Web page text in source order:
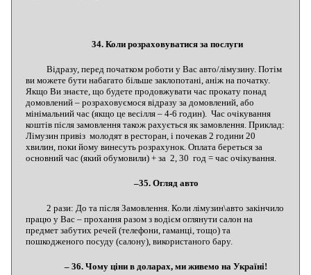
34. Коли розраховуватися за послуги
Відразу, перед початком роботи у Вас авто/лімузину. Потім
ви можете бути набагато більше заклопотані, аніж на початку.
Якщо Ви знаєте, що будете продовжувати час прокату понад
домовлений – розраховуємося відразу за домовлений, або
мінімальний час (якщо це весілля – 4-6 годин). Час очікування
коштів після замовлення також рахується як замовлення. Приклад:
Лімузин привіз молодят в ресторан, і почекав 2 години 20
хвилин, поки йому винесуть розрахунок. Оплата береться за
основний час (який обумовили) + за 2, 30 год = час очікування.
–35. Огляд авто
2 рази: До та після Замовлення. Коли лімузин\авто закінчило
працю у Вас – прохання разом з водієм оглянути салон на
предмет забутих речей (телефони, гаманці, тощо) та
пошкодженого посуду (салону), використаного бару.
– 36. Чому ціни в доларах, ми живемо на Україні!